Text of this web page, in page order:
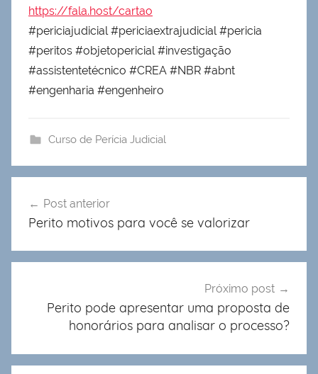
https://fala.host/cartao
#periciajudicial #periciaextrajudicial #pericia
#peritos #objetopericial #investigação
#assistentetécnico #CREA #NBR #abnt
#engenharia #engenheiro
Curso de Perícia Judicial
de
Post anterior
Perito motivos para você se valorizar
Próximo post
Perito pode apresentar uma proposta de
honorários para analisar o processo?